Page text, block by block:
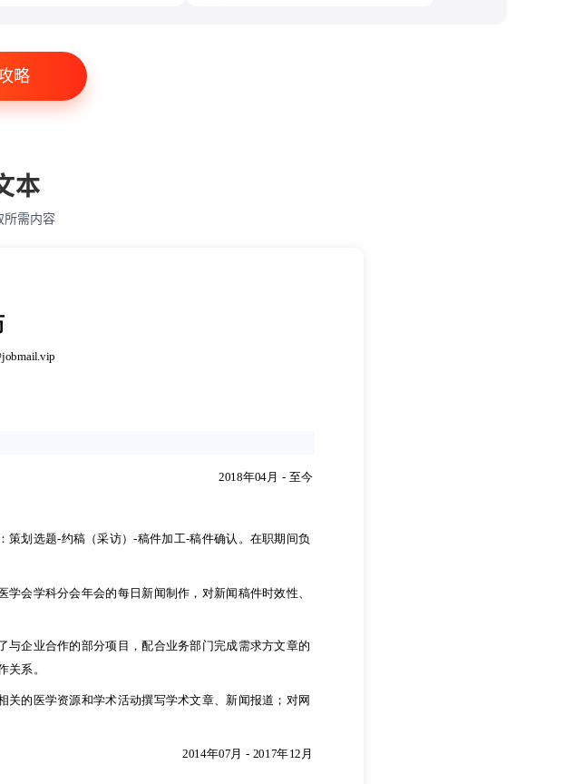
略
本
所需内容
2018年04月 - 至今
划选题-约稿（采访）-稿件加工-稿件确认。在职期间负
会学科分会年会的每日新闻制作，对新闻稿件时效性、
企业合作的部分项目，配合业务部门完成需求方文章的
系。
的医学资源和学术活动撰写学术文章、新闻报道；对网
2014年07月 - 2017年12月
2018年04月 -至今
划选题-约稿（采访）-稿件加工-稿件确认。在职期间负
会学科分会年会的每日新闻制作，对新闻稿件时效性、
企业合作的部分项目，配合业务部门完成需求方文章的
系。